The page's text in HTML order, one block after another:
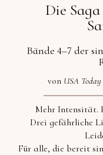
Die
Bände 4–7 der
von USA Today
Mehr Intensität.
Drei gefährliche
Für alle, die bereit